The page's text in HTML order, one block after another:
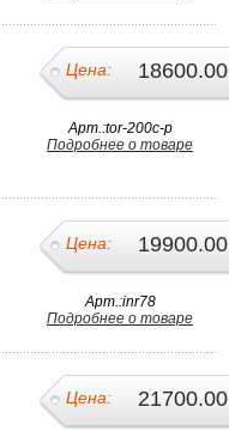
Цена: 18600.00
Арт.:tor-200c-p
Подробнее о товаре
Цена: 19900.00
Арт.:inr78
Подробнее о товаре
Цена: 21700.00